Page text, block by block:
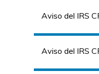
Aviso del IRS
Aviso del IRS